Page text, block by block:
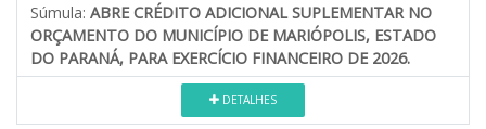
Súmula: ABRE CRÉDITO ADICIONAL SUPLEMENTAR NO
ORÇAMENTO DO MUNICÍPIO DE MARIÓPOLIS, ESTADO
DO PARANÁ, PARA EXERCÍCIO FINANCEIRO DE 2026.
DETALHES